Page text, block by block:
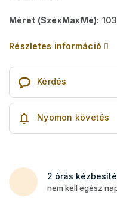
Méret (SzéxMaxMé):
Részletes információ
Kérdés
Nyomon követés
2 órás
nem kell egész